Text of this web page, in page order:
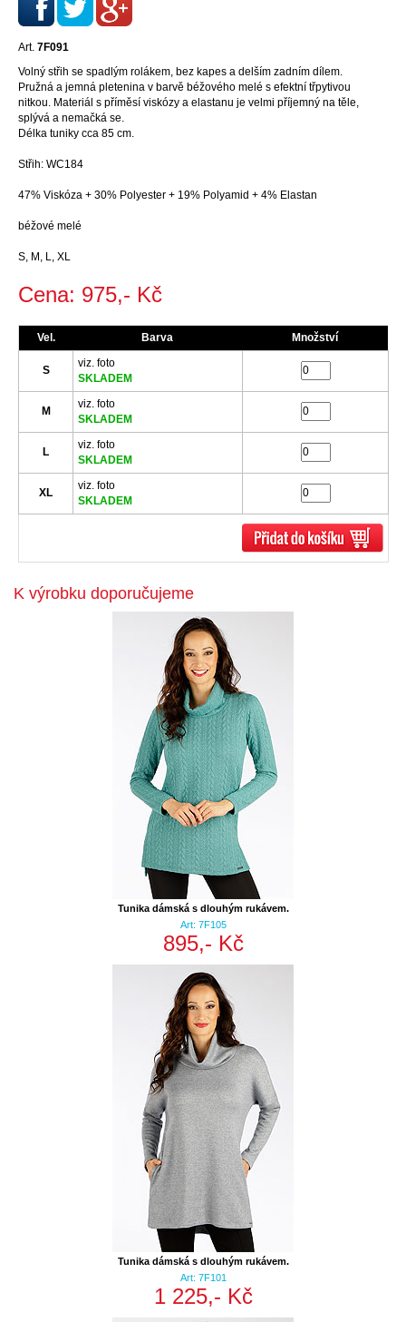
Art. 7F091
Volný střih se spadlým rolákem, bez kapes a delším zadním dílem.
Pružná a jemná pletenina v barvě béžového melé s efektní třpytivou
nitkou. Materiál s příměsí viskózy a elastanu je velmi příjemný na těle,
splývá a nemačká se.
Délka tuniky cca 85 cm.
Střih: WC184
47% Viskóza + 30% Polyester + 19% Polyamid + 4% Elastan
béžové melé
S, M, L, XL
Cena: 975,- Kč
Vel. Barva Množství
S
viz. foto
SKLADEM
M
viz. foto
SKLADEM
L
viz. foto
SKLADEM
XL
viz. foto
SKLADEM
K výrobku doporučujeme
Tunika dámská s dlouhým rukávem.
Art: 7F105
895,- Kč
Tunika dámská s dlouhým rukávem.
Art: 7F101
1 225,- Kč